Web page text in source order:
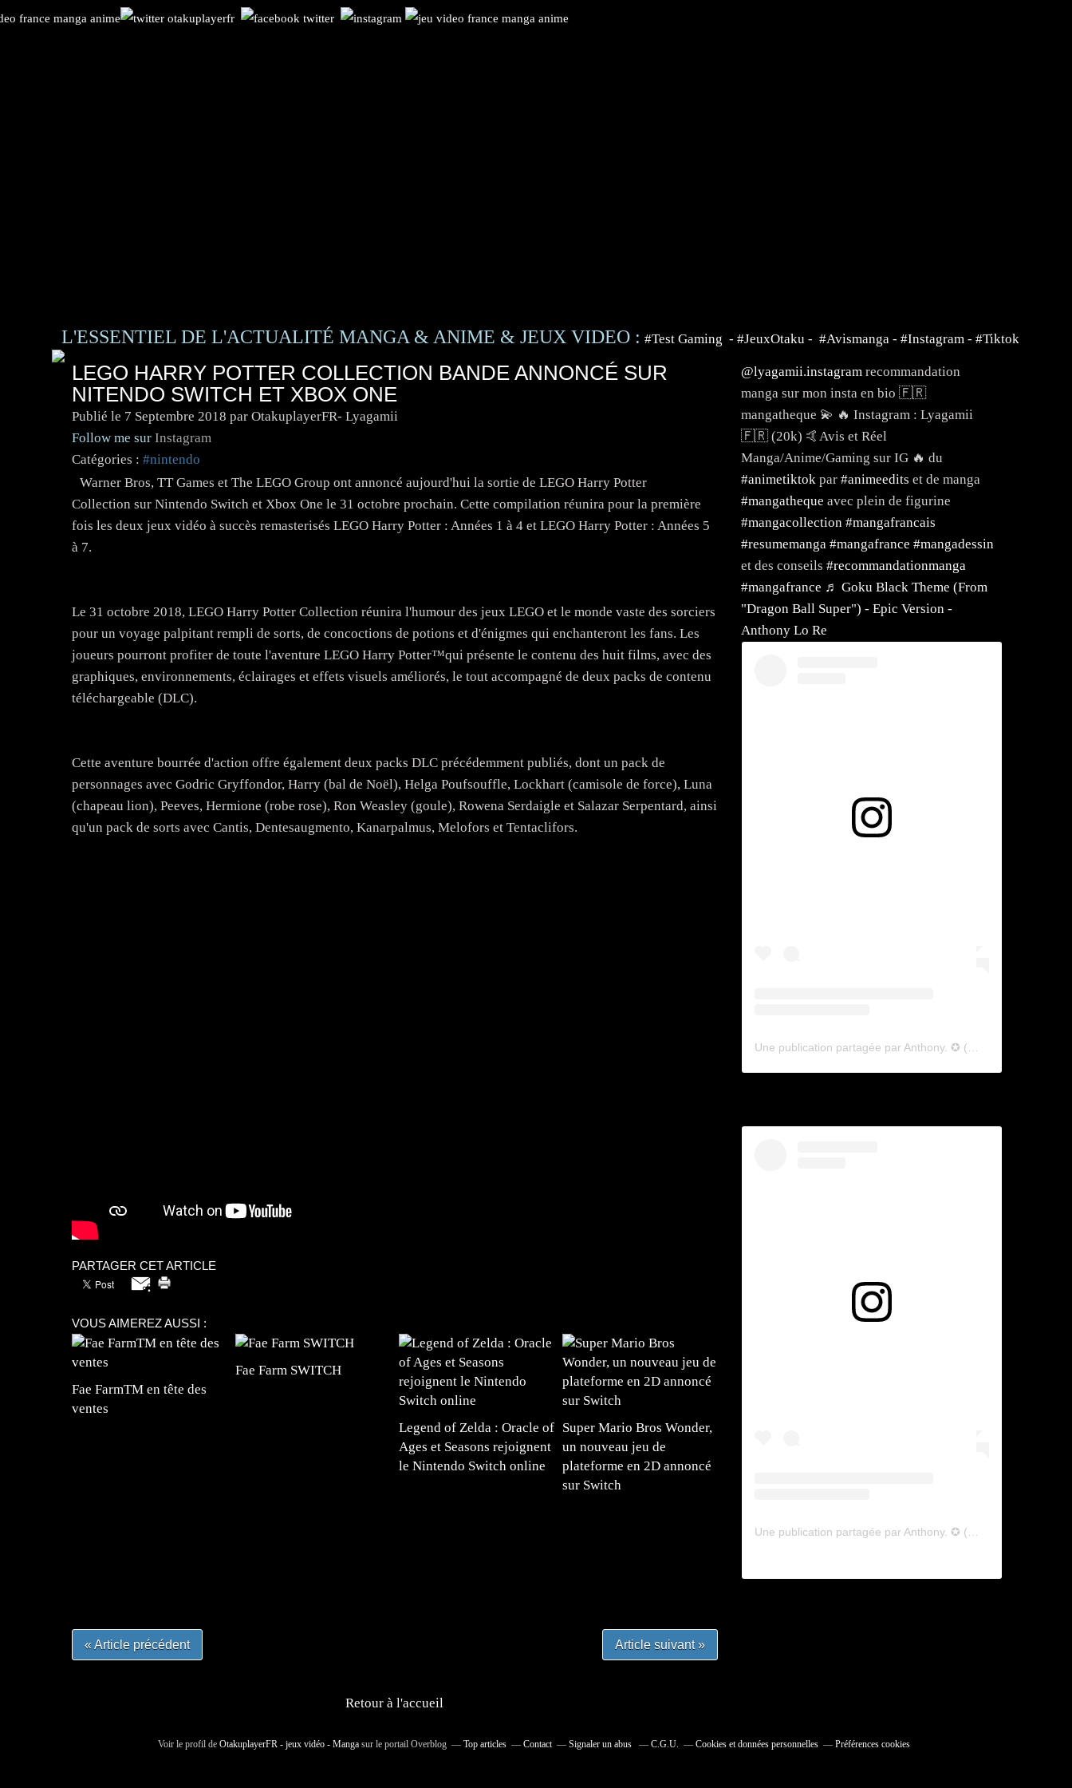
L'ESSENTIEL DE L'ACTUALITÉ MANGA & ANIME & JEUX VIDEO : #Test Gaming - #JeuxOtaku - #Avismanga - #Instagram - #Tiktok
LEGO HARRY POTTER COLLECTION BANDE ANNONCÉ SUR
NITENDO SWITCH ET XBOX ONE
Publié le 7 Septembre 2018 par OtakuplayerFR- Lyagamii
Follow me sur Instagram
Catégories : #nintendo
Warner Bros, TT Games et The LEGO Group ont annoncé aujourd'hui la sortie de LEGO Harry Potter
Collection sur Nintendo Switch et Xbox One le 31 octobre prochain. Cette compilation réunira pour la première
fois les deux jeux vidéo à succès remasterisés LEGO Harry Potter : Années 1 à 4 et LEGO Harry Potter : Années 5
à 7.
Le 31 octobre 2018, LEGO Harry Potter Collection réunira l'humour des jeux LEGO et le monde vaste des sorciers
pour un voyage palpitant rempli de sorts, de concoctions de potions et d'énigmes qui enchanteront les fans. Les
joueurs pourront profiter de toute l'aventure LEGO Harry Potter™qui présente le contenu des huit films, avec des
graphiques, environnements, éclairages et effets visuels améliorés, le tout accompagné de deux packs de contenu
téléchargeable (DLC).
Cette aventure bourrée d'action offre également deux packs DLC précédemment publiés, dont un pack de
personnages avec Godric Gryffondor, Harry (bal de Noël), Helga Poufsouffle, Lockhart (camisole de force), Luna
(chapeau lion), Peeves, Hermione (robe rose), Ron Weasley (goule), Rowena Serdaigle et Salazar Serpentard, ainsi
qu'un pack de sorts avec Cantis, Dentesaugmento, Kanarpalmus, Melofors et Tentaclifors.
PARTAGER CET ARTICLE
VOUS AIMEREZ AUSSI :
Fae FarmTM en tête des
ventes
Fae Farm SWITCH
Legend of Zelda : Oracle of
Ages et Seasons rejoignent
le Nintendo Switch online
Super Mario Bros Wonder,
un nouveau jeu de
plateforme en 2D annoncé
sur Switch
« Article précédent Article suivant »
Retour à l'accueil
@lyagamii.instagram recommandation
manga sur mon insta en bio 🇫🇷
mangatheque 💫 🔥 Instagram : Lyagamii
🇫🇷 (20k) 🤙Avis et Réel
Manga/Anime/Gaming sur IG 🔥 du
#animetiktok par #animeedits et de manga
#mangatheque avec plein de figurine
#mangacollection #mangafrancais
#resumemanga #mangafrance #mangadessin
et des conseils #recommandationmanga
#mangafrance ♬ Goku Black Theme (From
"Dragon Ball Super") - Epic Version -
Anthony Lo Re
Une publication partagée par Anthony. ✪ (@lyagamii)
Voir le profil de OtakuplayerFR - jeux vidéo - Mangasur le portail Overblog Top articles Contact Signaler un abus C.G.U. Cookies et données personnelles Préférences cookies